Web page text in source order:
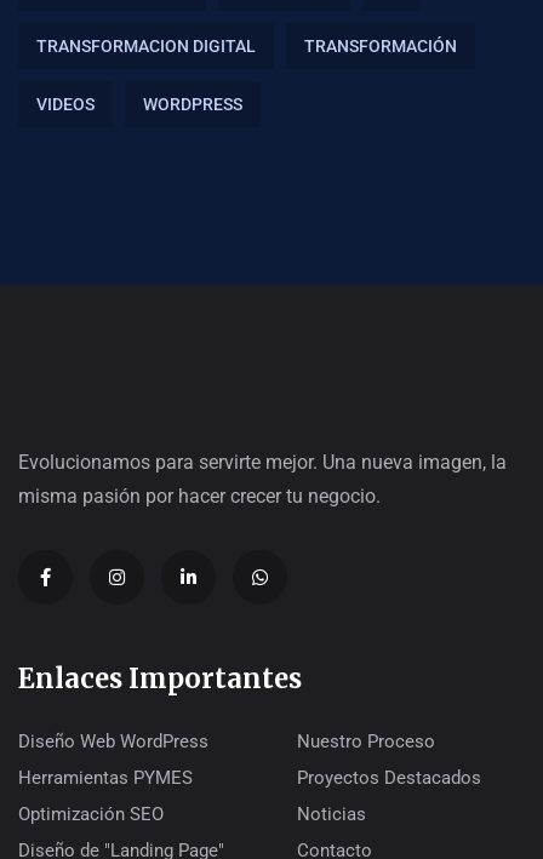
TRANSFORMACION DIGITAL TRANSFORMACIÓN
VIDEOS WORDPRESS
Evolucionamos para servirte mejor. Una nueva imagen, la
misma pasión por hacer crecer tu negocio.
Enlaces Importantes
Diseño Web WordPress
Herramientas PYMES
Optimización SEO
Diseño de "Landing Page"
Nuestro Proceso
Proyectos Destacados
Noticias
Contacto